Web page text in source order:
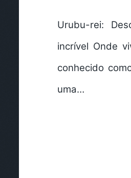
Urubu-rei:
incrível Onde
conhecido
uma…